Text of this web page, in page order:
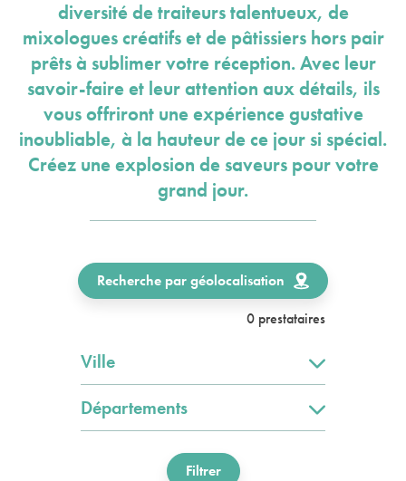
diversité de traiteurs talentueux, de
mixologues créatifs et de pâtissiers hors pair
prêts à sublimer votre réception. Avec leur
savoir-faire et leur attention aux détails, ils
vous offriront une expérience gustative
inoubliable, à la hauteur de ce jour si spécial.
Créez une explosion de saveurs pour votre
grand jour.
Recherche par géolocalisation
0 prestataires
Ville
Départements
Filtrer